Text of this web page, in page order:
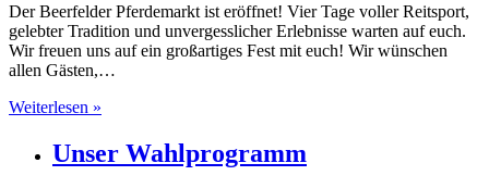
Der Beerfelder Pferdemarkt ist eröffnet! Vier Tage voller Reitsport,
gelebter Tradition und unvergesslicher Erlebnisse warten auf euch.
Wir freuen uns auf ein großartiges Fest mit euch! Wir wünschen
allen Gästen,…
Weiterlesen »
Unser Wahlprogramm